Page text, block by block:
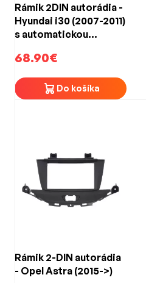
Rámik 2DIN autorádia -
Hyundai i30 (2007-2011)
s automatickou
68.90€
Do košíka
Rámik 2-DIN autorádia
- Opel Astra (2015->)